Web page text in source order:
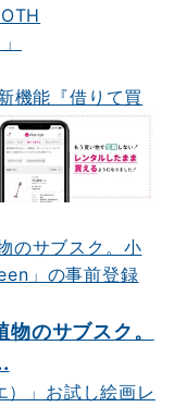
機能『借りて買
のサブスク。